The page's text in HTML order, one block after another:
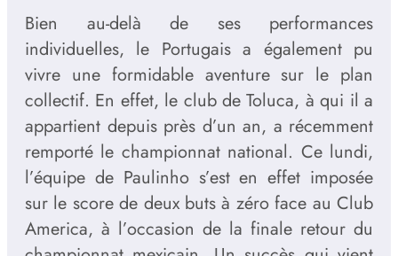
Bien au-delà de ses performances
individuelles, le Portugais a également pu
vivre une formidable aventure sur le plan
collectif. En effet, le club de Toluca, à qui il a
appartient depuis près d’un an, a récemment
remporté le championnat national. Ce lundi,
l’équipe de Paulinho s’est en effet imposée
sur le score de deux buts à zéro face au Club
America, à l’occasion de la finale retour du